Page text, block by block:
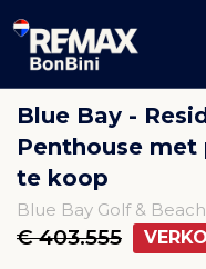
Blue Bay -
Penthouse
te koop
Blue Bay Golf &
€ 403.555